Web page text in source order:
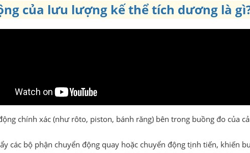
của lưu lượng kế thể tích dương là
chính xác (như rôto, piston, bánh răng) bên trong buồng đo của
các bộ phận chuyển động quay hoặc chuyển động tịnh tiến, khiến